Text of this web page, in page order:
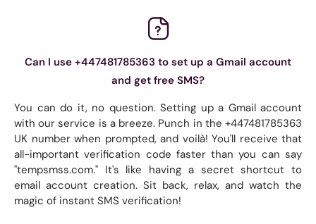
Can I use +447481785363 to set up a Gmail account
and get free SMS?
You can do it, no question. Setting up a Gmail account
with our service is a breeze. Punch in the +447481785363
UK number when prompted, and voilà! You'll receive that
all-important verification code faster than you can say
"tempsmss.com." It's like having a secret shortcut to
email account creation. Sit back, relax, and watch the
magic of instant SMS verification!